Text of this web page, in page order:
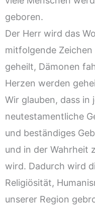
geboren.
Der Herr wird das
mitfolgende
geheilt, Dämonen
Herzen werden
Wir glauben, dass in
neutestamentliche
und beständiges
und in der Wahrheit
wird. Dadurch wird
Religiösität,
unserer Region